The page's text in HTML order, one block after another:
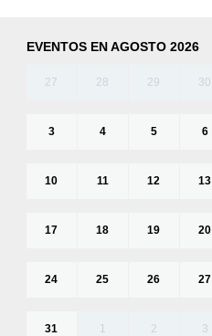
EVENTOS EN AGOSTO 2026
27 28 29 30
3 4 5 6
10 11 12 13
17 18 19 20
24 25 26 27
31 1 2 3